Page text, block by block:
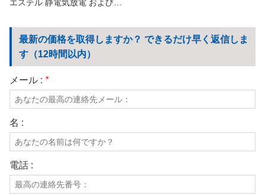
エステル 静電気放電 および難
最新の価格を取得しますか？ できるだけ早く返信しま
す（12時間以内）
メール : *
名 :
電話 :